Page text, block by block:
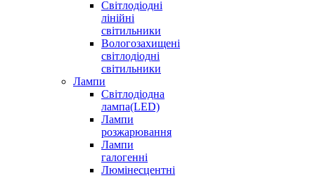
Світлодіодні
лінійні
світильники
Вологозахищені
світлодіодні
світильники
Лампи
Світлодіодна
лампа(LED)
Лампи
розжарювання
Лампи
галогенні
Люмінесцентні